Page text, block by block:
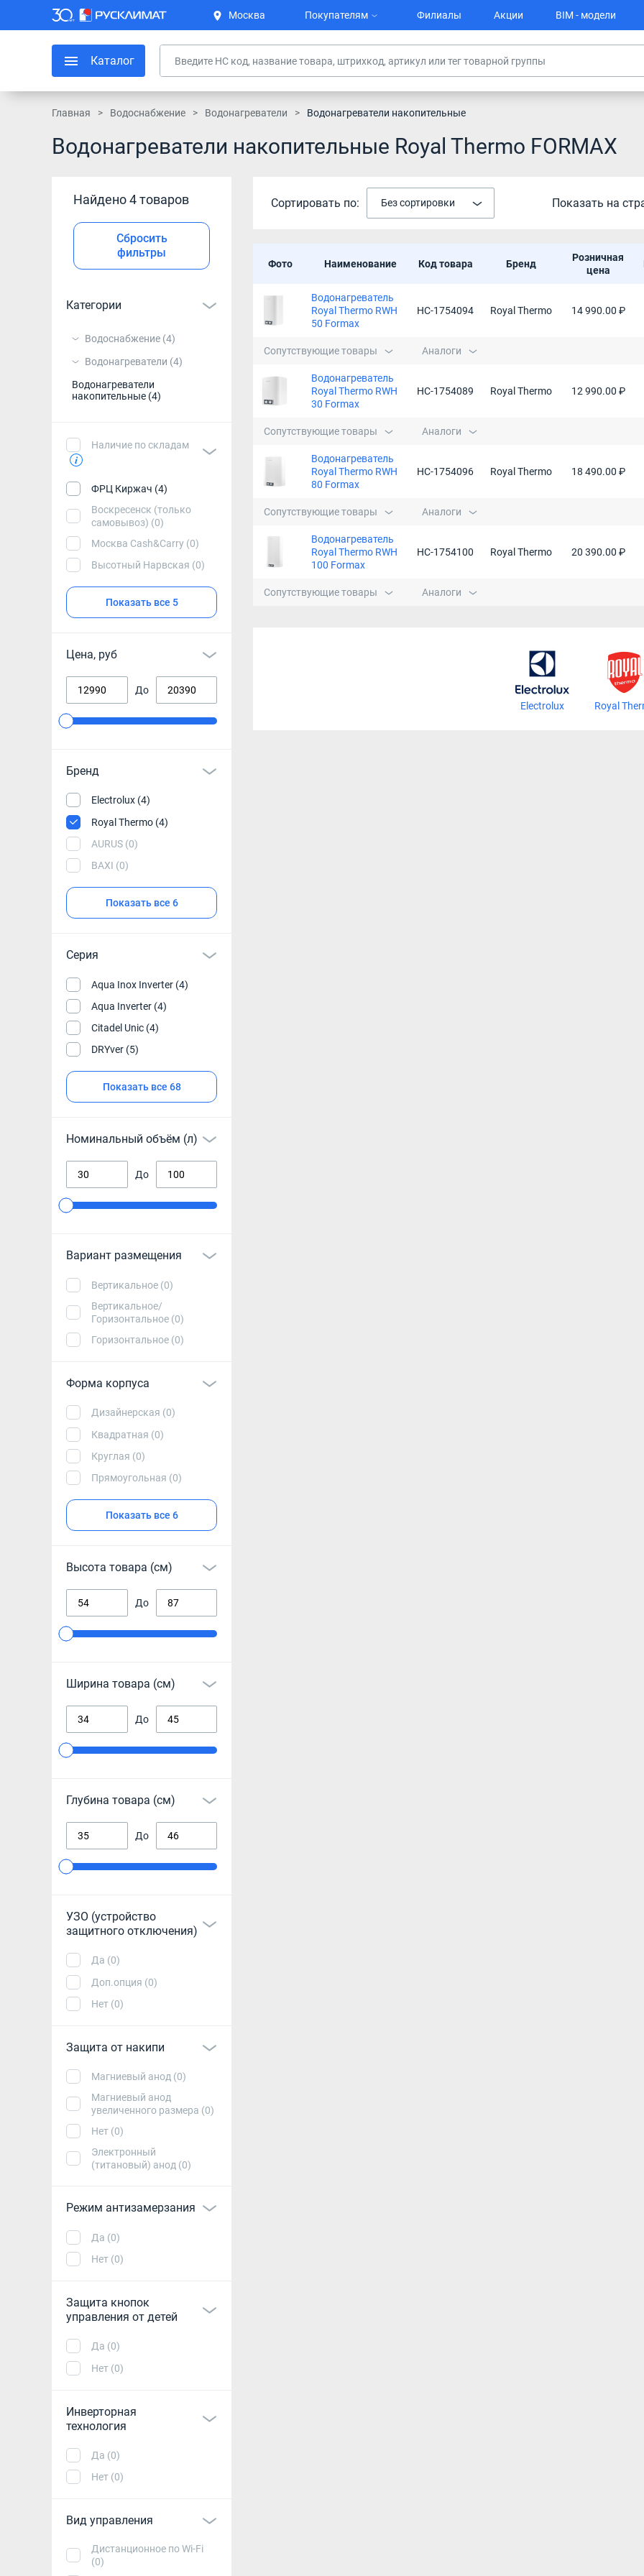
Москва Покупателям Филиалы Акции BIM - модели
Каталог
Главная Водоснабжение Водонагреватели Водонагреватели накопительные
Водонагреватели накопительные Royal Thermo FORMAX
Найдено 4 товаров
Сбросить
фильтры
Категории
Водоснабжение (4)
Водонагреватели (4)
Водонагреватели
накопительные (4)
Наличие по складам
ФРЦ Киржач (4)
Воскресенск (только
самовывоз) (0)
Москва Cash&Carry (0)
Высотный Нарвская (0)
Показать все 5
Цена, руб
До
Бренд
Electrolux (4)
Royal Thermo (4)
AURUS (0)
BAXI (0)
Показать все 6
Серия
Aqua Inox Inverter (4)
Aqua Inverter (4)
Citadel Unic (4)
DRYver (5)
Показать все 68
Номинальный объём (л)
До
Вариант размещения
Вертикальное (0)
Вертикальное/
Горизонтальное (0)
Горизонтальное (0)
Форма корпуса
Дизайнерская (0)
Квадратная (0)
Круглая (0)
Прямоугольная (0)
Показать все 6
Высота товара (см)
До
Ширина товара (см)
До
Глубина товара (см)
До
УЗО (устройство
защитного отключения)
Да (0)
Доп.опция (0)
Нет (0)
Защита от накипи
Магниевый анод (0)
Магниевый анод
увеличенного размера (0)
Нет (0)
Электронный
(титановый) анод (0)
Режим антизамерзания
Да (0)
Нет (0)
Защита кнопок
управления от детей
Да (0)
Нет (0)
Инверторная
технология
Да (0)
Нет (0)
Вид управления
Дистанционное по Wi-Fi
(0)
Сортировать по: Без сортировки Показать на
Фото Наименование Код товара Бренд
Розничная
цена
Водонагреватель
Royal Thermo RWH
50 Formax
НС-1754094 Royal Thermo 14 990.00 ₽
Сопутствующие товары Аналоги
Водонагреватель
Royal Thermo RWH
30 Formax
НС-1754089 Royal Thermo 12 990.00 ₽
Сопутствующие товары Аналоги
Водонагреватель
Royal Thermo RWH
80 Formax
НС-1754096 Royal Thermo 18 490.00 ₽
Сопутствующие товары Аналоги
Водонагреватель
Royal Thermo RWH
100 Formax
НС-1754100 Royal Thermo 20 390.00 ₽
Сопутствующие товары Аналоги
Electrolux Royal